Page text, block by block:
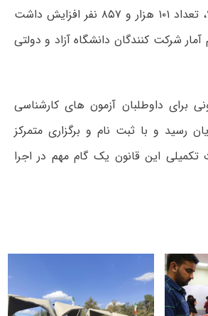
۹۶ نسبت به سال ۹۵، تعداد ۱۰۱ هزار و ۸۵۷ نفر افزایش داشت
شرکت کنندگان دانشگاه آزاد و دولتی
برای داوطلبان آزمون های کارشناسی
رسید و با ثبت نام و برگزاری متمرکز
این قانون یک گام مهم در اجرا